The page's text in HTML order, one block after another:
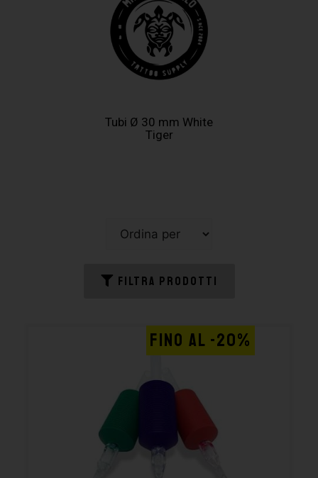
Tubi Ø 30 mm White
Tiger
FILTRA PRODOTTI
FINO AL -20%